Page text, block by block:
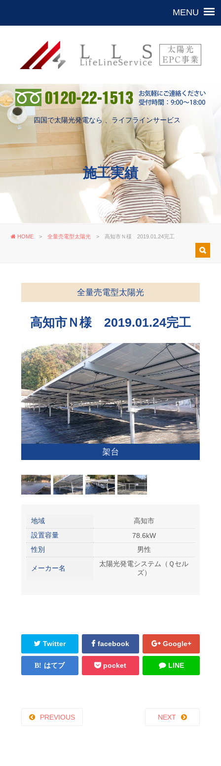
四国で太陽光発電なら 、ライフラインサービス
施工実績
HOME >全量売電型太陽光 > 高知市Ｎ様 2019.01.24完工
全量売電型太陽光
高知市Ｎ様 2019.01.24完工
架台
地域
高知市
設置容量
78.6kW
性別
男性
メーカー名
太陽光発電システム（Ｑセル
ズ）
Twitter facebook Google+
はてブ pocket LINE
PREVIOUS NEXT